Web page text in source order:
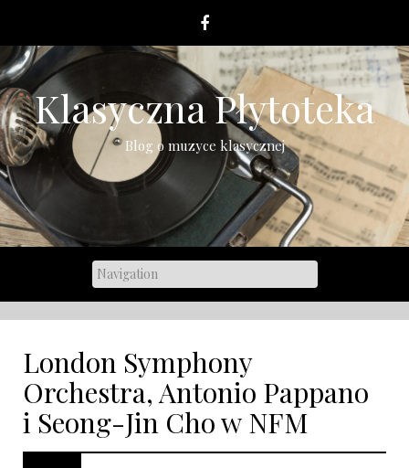
content
Klasyczna Płytoteka
Blog o muzyce klasycznej
London Symphony
Orchestra, Antonio Pappano
i Seong-Jin Cho w NFM